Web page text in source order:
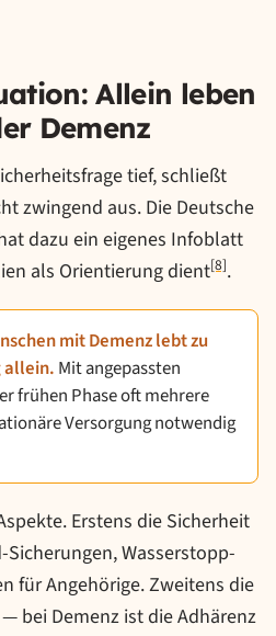
Allein leben
Demenz
tief, schließt
zwingend aus. Die Deutsche
dazu ein eigenes Infoblatt
als Orientierung dient[8].
mit Demenz lebt zu
allein. Mit angepassten
frühen Phase oft mehrere
Versorgung notwendig
Erstens die Sicherheit
Wasserstopp-
für Angehörige. Zweitens die
bei Demenz ist die Adhärenz